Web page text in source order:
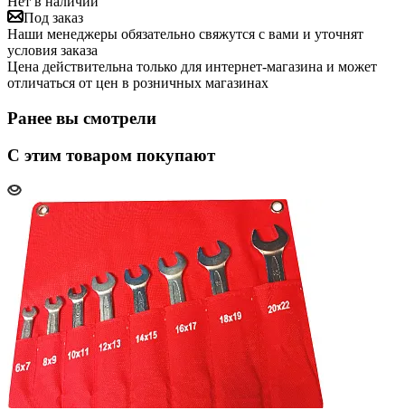
Под заказ
Наши менеджеры обязательно свяжутся с вами и уточнят
условия заказа
Цена действительна только для интернет-магазина и может
отличаться от цен в розничных магазинах
Ранее вы смотрели
С этим товаром покупают